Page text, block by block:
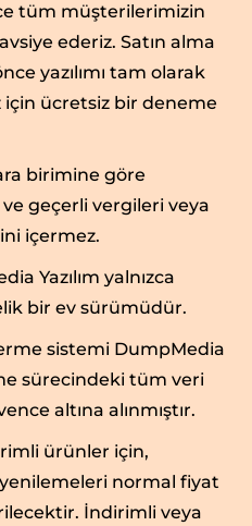
tüm müşterilerimizin
ederiz. Satın alma
yazılımı tam olarak
ücretsiz bir deneme
birimine göre
geçerli vergileri veya
içermez.
Yazılım yalnızca
bir ev sürümüdür.
sistemi DumpMedia
sürecindeki tüm veri
altına alınmıştır.
ürünler için,
normal fiyat
İndirimli veya